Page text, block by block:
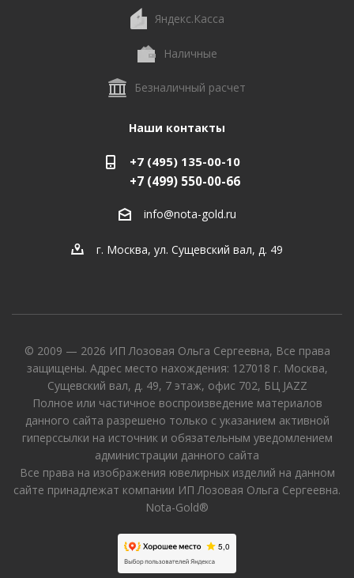
Яндекс.Касса
Наличные
Безналичный расчет
Наши контакты
+7 (495) 135-00-10
+7 (499) 550-00-66
info@nota-gold.ru
г. Москва, ул. Сущевский вал, д. 49
© 2009 — 2026 ИП Лозовая Ольга Сергеевна, Все права
защищены. Адрес место нахождения: 127018 г. Москва,
Сущевский вал, д. 49, 7 этаж, офис 702, БЦ JAZZ
Полное или частичное воспроизведение материалов
данного сайта разрешено только с указанием активной
гиперссылки на источник и обязательным уведомлением
администрации данного сайта
Все права на изображения ювелирных изделий на данном
сайте принадлежат компании ИП Лозовая Ольга Сергеевна.
Nota-Gold®